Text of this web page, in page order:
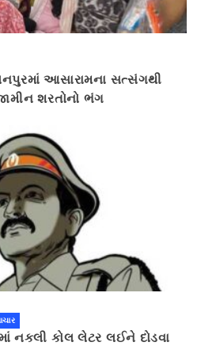
આસારામના સત્સંગથી
શરતોનો ભંગ
નકલી કોલ લેટર લઈને દોડવા